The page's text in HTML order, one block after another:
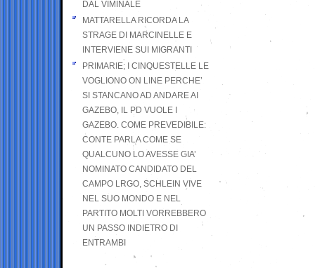
DAL VIMINALE
MATTARELLA RICORDA LA
STRAGE DI MARCINELLE E
INTERVIENE SUI MIGRANTI
PRIMARIE; I CINQUESTELLE LE
VOGLIONO ON LINE PERCHE’
SI STANCANO AD ANDARE AI
GAZEBO, IL PD VUOLE I
GAZEBO. COME PREVEDIBILE:
CONTE PARLA COME SE
QUALCUNO LO AVESSE GIA’
NOMINATO CANDIDATO DEL
CAMPO LRGO, SCHLEIN VIVE
NEL SUO MONDO E NEL
PARTITO MOLTI VORREBBERO
UN PASSO INDIETRO DI
ENTRAMBI